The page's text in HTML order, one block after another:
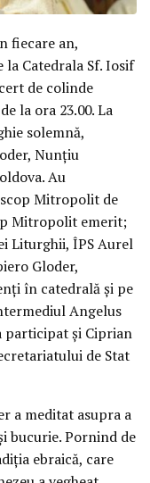
fiecare an,
la Catedrala Sf. Iosif
de colinde
la ora 23.00. La
solemnă,
Nunțiu
Au
Mitropolit de
Mitropolit emerit;
Liturghii, ÎPS Aurel
Gloder,
în catedrală și pe
Angelus
participat și Ciprian
de Stat
a meditat asupra a
bucurie. Pornind de
ebraică, care